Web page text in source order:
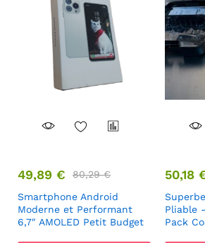
49,89 € 80,29€
Smartphone Android
Moderne et Performant
6,7″ AMOLED Petit Budget
50,18
Pliable
Pack